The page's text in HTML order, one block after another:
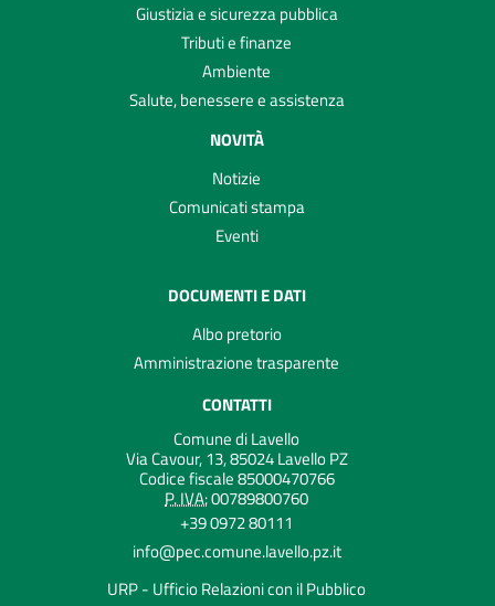
Giustizia e sicurezza pubblica
Tributi e finanze
Ambiente
Salute, benessere e assistenza
NOVITÀ
Notizie
Comunicati stampa
Eventi
DOCUMENTI E DATI
Albo pretorio
Amministrazione trasparente
CONTATTI
Comune di Lavello
Via Cavour, 13, 85024 Lavello PZ
Codice fiscale 85000470766
P. IVA:00789800760
+39 0972 80111
info@pec.comune.lavello.pz.it
URP - Ufficio Relazioni con il Pubblico